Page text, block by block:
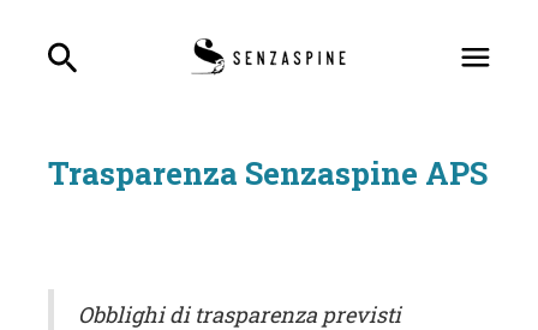
Trasparenza Senzaspine APS
Obblighi di trasparenza previsti